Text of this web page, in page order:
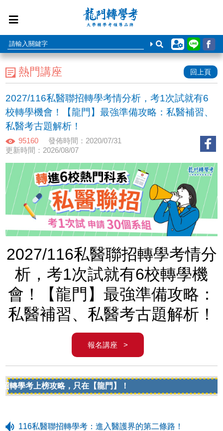
熱門講座 回上頁
2027/116私醫聯招轉學考情分析，考1次試就有6
校轉學機會！【龍門】最強準備攻略：私醫補習、
私醫考古題解析！
95160
發佈時間：2020/07/31
更新時間：2026/08/07
2027/116私醫聯招轉學考情分
析，考1次試就有6校轉學機
會！【龍門】最強準備攻略：
私醫補習、私醫考古題解析！
報名講座 >
上榜攻略，只在【龍門】！
116私醫聯招轉學考：進入醫護界的第二條路！